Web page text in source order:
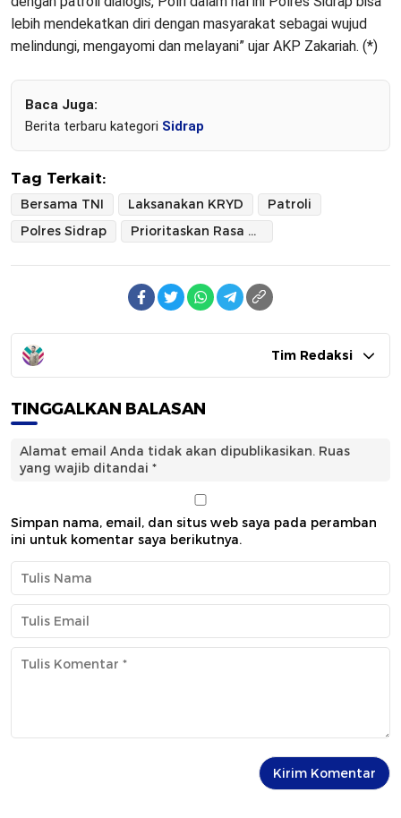
lebih mendekatkan diri dengan masyarakat sebagai wujud
melindungi, mengayomi dan melayani” ujar AKP Zakariah. (*)
Baca Juga:
Berita terbaru kategori Sidrap
Tag Terkait:
Bersama TNI Laksanakan KRYD
Patroli
Polres Sidrap
Prioritaskan Rasa Aman Dan Nyaman di Hari Libur
Tim Redaksi
TINGGALKAN BALASAN
Alamat email Anda tidak akan dipublikasikan. Ruas
yang wajib ditandai *
Simpan nama, email, dan situs web saya pada peramban
ini untuk komentar saya berikutnya.